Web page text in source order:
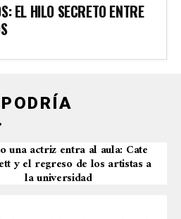
EL HILO SECRETO ENTRE
una actriz entra al aula: Cate
y el regreso de los artistas a
la universidad